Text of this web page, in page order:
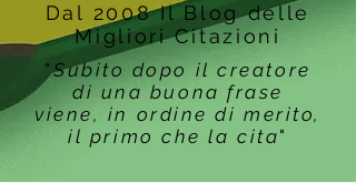
Dal 2008 Il Blog delle
Migliori Citazioni
"Subito dopo il creatore
di una buona frase
viene, in ordine di merito,
il primo che la cita"